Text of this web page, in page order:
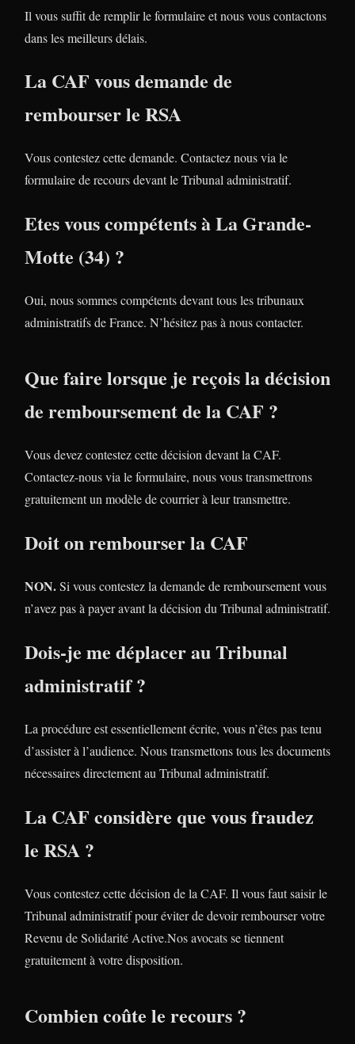
Il vous suffit de remplir le formulaire et nous vous contactons
dans les meilleurs délais.
La CAF vous demande de
rembourser le RSA
Vous contestez cette demande. Contactez nous via le
formulaire de recours devant le Tribunal administratif.
Etes vous compétents à La Grande-
Motte (34) ?
Oui, nous sommes compétents devant tous les tribunaux
administratifs de France. N’hésitez pas à nous contacter.
Que faire lorsque je reçois la décision
de remboursement de la CAF ?
Vous devez contestez cette décision devant la CAF.
Contactez-nous via le formulaire, nous vous transmettrons
gratuitement un modèle de courrier à leur transmettre.
Doit on rembourser la CAF
NON.Si vous contestez la demande de remboursement vous
n’avez pas à payer avant la décision du Tribunal administratif.
Dois-je me déplacer au Tribunal
administratif ?
La procédure est essentiellement écrite, vous n’êtes pas tenu
d’assister à l’audience. Nous transmettons tous les documents
nécessaires directement au Tribunal administratif.
La CAF considère que vous fraudez
le RSA ?
Vous contestez cette décision de la CAF. Il vous faut saisir le
Tribunal administratif pour éviter de devoir rembourser votre
Revenu de Solidarité Active.Nos avocats se tiennent
gratuitement à votre disposition.
Combien coûte le recours ?